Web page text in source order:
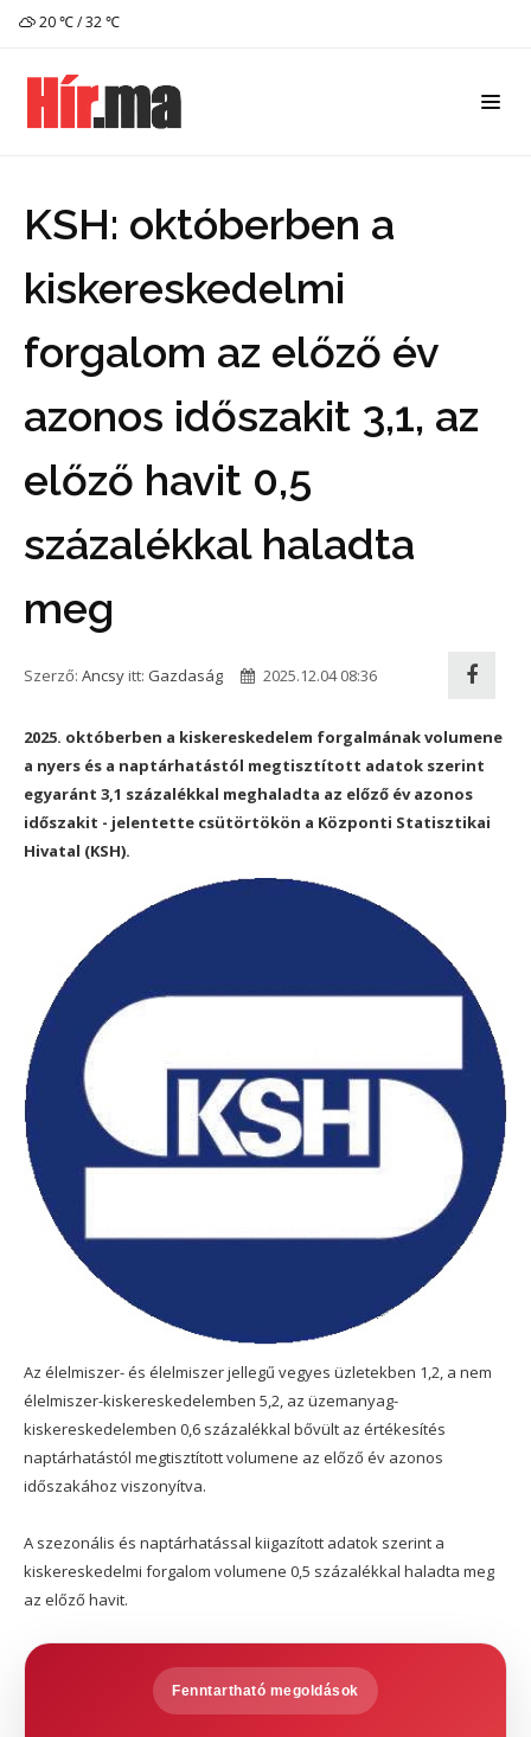
20 ℃ / 32 ℃
KSH: októberben a
kiskereskedelmi
forgalom az előző év
azonos időszakit 3,1, az
előző havit 0,5
százalékkal haladta
meg
Szerző: Ancsy itt: Gazdaság 2025.12.04 08:36
2025. októberben a kiskereskedelem forgalmának volumene
a nyers és a naptárhatástól megtisztított adatok szerint
egyaránt 3,1 százalékkal meghaladta az előző év azonos
időszakit - jelentette csütörtökön a Központi Statisztikai
Hivatal (KSH).
Az élelmiszer- és élelmiszer jellegű vegyes üzletekben 1,2, a nem
élelmiszer-kiskereskedelemben 5,2, az üzemanyag-
kiskereskedelemben 0,6 százalékkal bővült az értékesítés
naptárhatástól megtisztított volumene az előző év azonos
időszakához viszonyítva.
A szezonális és naptárhatással kiigazított adatok szerint a
kiskereskedelmi forgalom volumene 0,5 százalékkal haladta meg
az előző havit.
Fenntartható megoldások